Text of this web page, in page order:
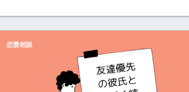
恋愛相談